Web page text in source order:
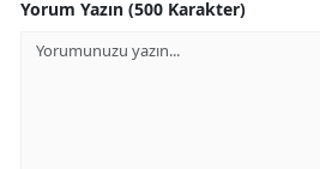
Yorum Yazın (500 Karakter)